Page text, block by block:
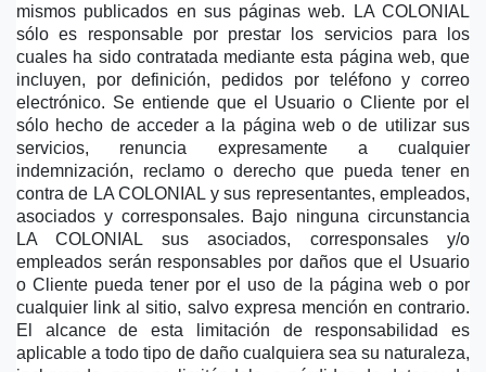
mismos publicados en sus páginas web. LA COLONIAL
sólo es responsable por prestar los servicios para los
cuales ha sido contratada mediante esta página web, que
incluyen, por definición, pedidos por teléfono y correo
electrónico. Se entiende que el Usuario o Cliente por el
sólo hecho de acceder a la página web o de utilizar sus
servicios, renuncia expresamente a cualquier
indemnización, reclamo o derecho que pueda tener en
contra de LA COLONIAL y sus representantes, empleados,
asociados y corresponsales. Bajo ninguna circunstancia
LA COLONIAL sus asociados, corresponsales y/o
empleados serán responsables por daños que el Usuario
o Cliente pueda tener por el uso de la página web o por
cualquier link al sitio, salvo expresa mención en contrario.
El alcance de esta limitación de responsabilidad es
aplicable a todo tipo de daño cualquiera sea su naturaleza,